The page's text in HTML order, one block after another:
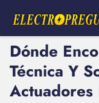
Dónde
Técnica Y
Actuadores